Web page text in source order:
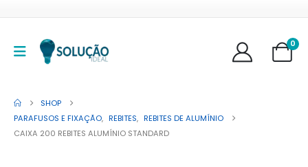
0
SHOP
PARAFUSOS E FIXAÇÃO, REBITES, REBITES DE ALUMÍNIO
CAIXA 200 REBITES ALUMÍNIO STANDARD